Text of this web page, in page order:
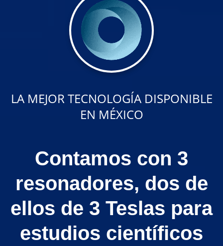
LA MEJOR TECNOLOGÍA DISPONIBLE
EN MÉXICO
Contamos con 3
resonadores, dos de
ellos de 3 Teslas para
estudios científicos